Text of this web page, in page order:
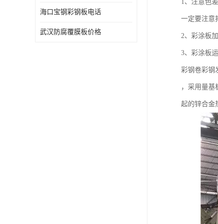
海口宝钢彩钢板电话
武汉防腐覆膜板价格
1、注意色
一定要注意
2、彩涂板
3、彩涂板
彩钢卷彩钢
，采用量基
起的锌合金